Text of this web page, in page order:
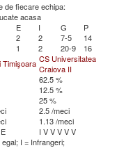
de fiecare echipa:
acasa
E I G
P
2 2 7-5
14
1 2 20-9
16
Timişoara CS Universitatea
Craiova II
62.5 %
12.5 %
25 %
2.5 /meci
1.13 /meci
E I VVVVV
I = Infrangeri;